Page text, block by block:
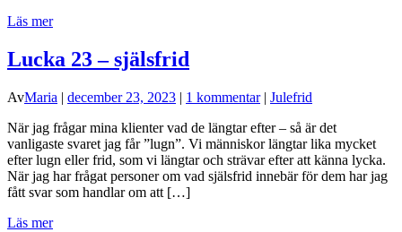
Läs mer
Lucka 23 – själsfrid
AvMaria | december 23, 2023 | 1 kommentar| Julefrid
När jag frågar mina klienter vad de längtar efter – så är det
vanligaste svaret jag får ”lugn”. Vi människor längtar lika mycket
efter lugn eller frid, som vi längtar och strävar efter att känna lycka.
När jag har frågat personer om vad själsfrid innebär för dem har jag
fått svar som handlar om att […]
Läs mer